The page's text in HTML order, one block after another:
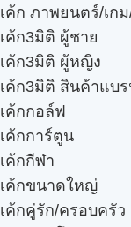
เค้ก ภาพยนตร์/เก
เค้ก3มิติ ผู้ชาย
เค้ก3มิติ ผู้หญิง
เค้ก3มิติ สินค้าแบ
เค้กกอล์ฟ
เค้กการ์ตูน
เค้กกีฬา
เค้กขนาดใหญ่
เค้กคู่รัก/ครอบครัว